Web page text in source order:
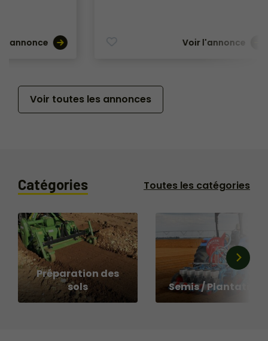
Voir toutes les annonces
Catégories Toutes les catégories
Préparation des
sols
Semis / Plantation